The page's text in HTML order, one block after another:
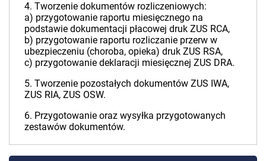
4. Tworzenie dokumentów rozliczeniowych:
a) przygotowanie raportu miesięcznego na
podstawie dokumentacji płacowej druk ZUS RCA,
b) przygotowanie raportu rozliczanie przerw w
ubezpieczeniu (choroba, opieka) druk ZUS RSA,
c) przygotowanie deklaracji miesięcznej ZUS DRA.
5. Tworzenie pozostałych dokumentów ZUS IWA,
ZUS RIA, ZUS OSW.
6. Przygotowanie oraz wysyłka przygotowanych
zestawów dokumentów.